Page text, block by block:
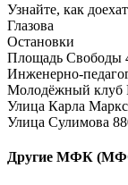
Узнайте, как
Глазова
Остановки
Площадь Свободы
Инженерно-
Молодёжный клуб
Улица Карла
Улица Сулимова
Другие МФК